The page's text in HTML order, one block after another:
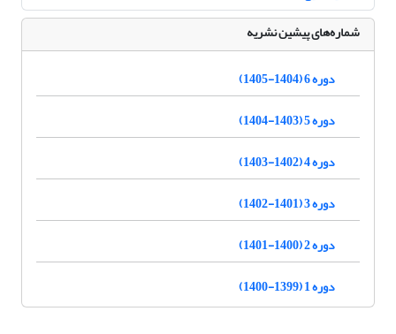
شماره‌های پیشین نشریه
دوره 6 (1404-1405)
دوره 5 (1403-1404)
دوره 4 (1402-1403)
دوره 3 (1401-1402)
دوره 2 (1400-1401)
دوره 1 (1399-1400)